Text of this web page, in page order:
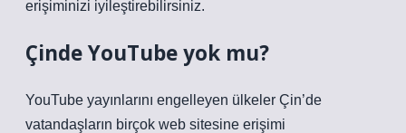
erişiminizi iyileştirebilirsiniz.
Çinde YouTube yok mu?
YouTube yayınlarını engelleyen ülkeler Çin’de
vatandaşların birçok web sitesine erişimi